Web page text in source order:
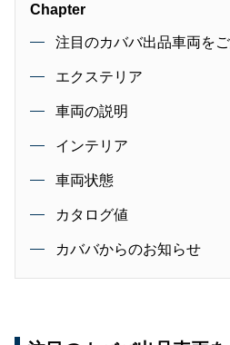
Chapter
注目のカババ出品車両をご
エクステリア
車両の説明
インテリア
車両状態
カタログ値
カババからのお知らせ